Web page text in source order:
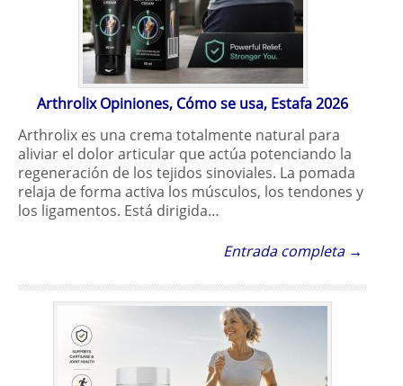
Arthrolix Opiniones, Cómo se usa, Estafa 2026
Arthrolix es una crema totalmente natural para
aliviar el dolor articular que actúa potenciando la
regeneración de los tejidos sinoviales. La pomada
relaja de forma activa los músculos, los tendones y
los ligamentos. Está dirigida…
Entrada completa →